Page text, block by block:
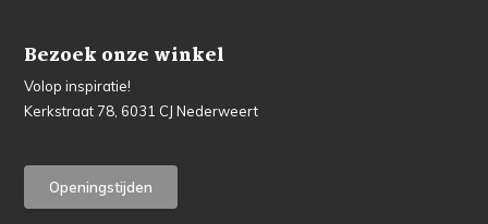
Bezoek onze winkel
Volop inspiratie!
Kerkstraat 78, 6031 CJ Nederweert
Openingstijden